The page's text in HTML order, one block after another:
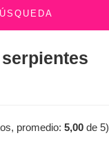
promedio:5,00 de 5)